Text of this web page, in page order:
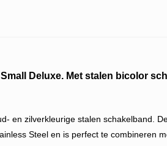
Deluxe. Met stalen bicolor
en zilverkleurige stalen schakelband.
Steel en is perfect te combineren